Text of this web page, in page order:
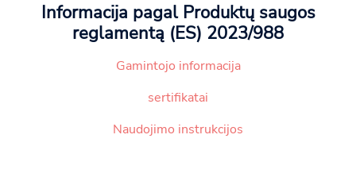
Informacija pagal Produktų saugos
reglamentą (ES) 2023/988
Gamintojo informacija
sertifikatai
Naudojimo instrukcijos